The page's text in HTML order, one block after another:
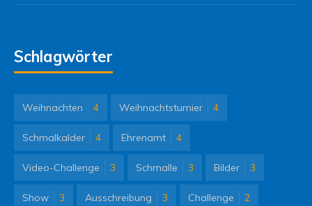
Schlagwörter
Weihnachten 4 Weihnachtsturnier 4
Schmalkalder 4 Ehrenamt 4
Video-Challenge 3 Schmalle 3 Bilder 3
Show 3 Ausschreibung 3 Challenge 2